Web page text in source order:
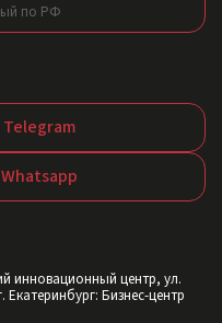
по РФ
Telegram
инновационный центр, ул.
Бизнес-центр